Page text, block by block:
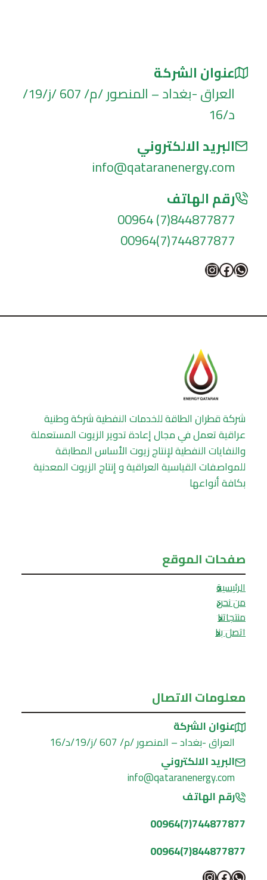
عنوان الشركة
العراق -بغداد – المنصور /م/ 607 /ز/19/
د/16
البريد الالكتروني
info@qataranenergy.com
رقم الهاتف
844877877(7) 00964
744877877(7)00964
واتسابفيسبوكإنستجرام
شركة قطران الطاقة للخدمات النفطية شركة وطنية
عراقية تعمل في مجال إعادة تدوير الزيوت المستعملة
والنفايات النفطية لإنتاج زيوت الأساس المطابقة
للمواصفات القياسية العراقية و إنتاج الزيوت المعدنية
بكافة أنواعها
صفحات الموقع
الرئيسية
من نحن
منتجاتنا
اتصل بنا
معلومات الاتصال
عنوان الشركة
العراق -بغداد – المنصور /م/ 607 /ز/19/د/16
البريد الالكتروني
info@qataranenergy.com
رقم الهاتف
744877877(7)00964
844877877(7)00964